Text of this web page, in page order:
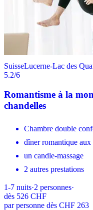
SuisseLucerne-Lac des
5.2/6
Romantisme à la
chandelles
Chambre double
dîner romantique aux
un candle-massage
2 autres prestations
1-7 nuits·2 personnes·
dès 526 CHF
par personne dès CHF 263